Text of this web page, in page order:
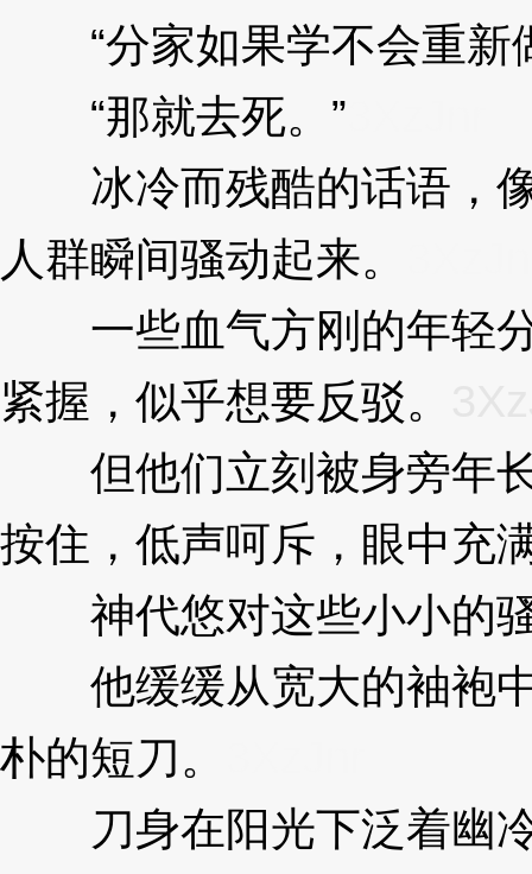
“分家如果学不会重新
“那就去死。”
冰冷而残酷的话语，像
人群瞬间骚动起来。
一些血气方刚的年轻分
紧握，似乎想要反驳。
但他们立刻被身旁年长
按住，低声呵斥，眼中充
神代悠对这些小小的
他缓缓从宽大的袖袍中
朴的短刀。
刀身在阳光下泛着幽